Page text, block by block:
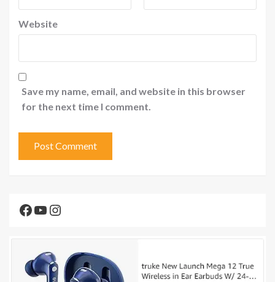
Website
Save my name, email, and website in this browser
for the next time I comment.
Facebook
YouTube
Instagram